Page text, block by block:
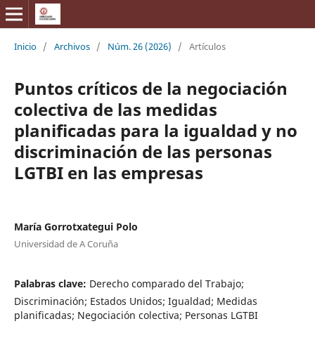
Inicio / Archivos / Núm. 26 (2026) / Artículos
Puntos críticos de la negociación
colectiva de las medidas
planificadas para la igualdad y no
discriminación de las personas
LGTBI en las empresas
María Gorrotxategui Polo
Universidad de A Coruña
Palabras clave: Derecho comparado del Trabajo;
Discriminación; Estados Unidos; Igualdad; Medidas
planificadas; Negociación colectiva; Personas LGTBI